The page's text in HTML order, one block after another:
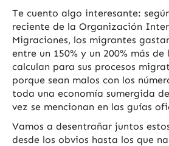
Te cuento algo interesante:
reciente de la Organización
Migraciones, los migrantes
entre un 150% y un 200% más
calculan para sus procesos
porque sean malos con los
toda una economía sumergida
vez se mencionan en las guías
Vamos a desentrañar juntos
desde los obvios hasta los que